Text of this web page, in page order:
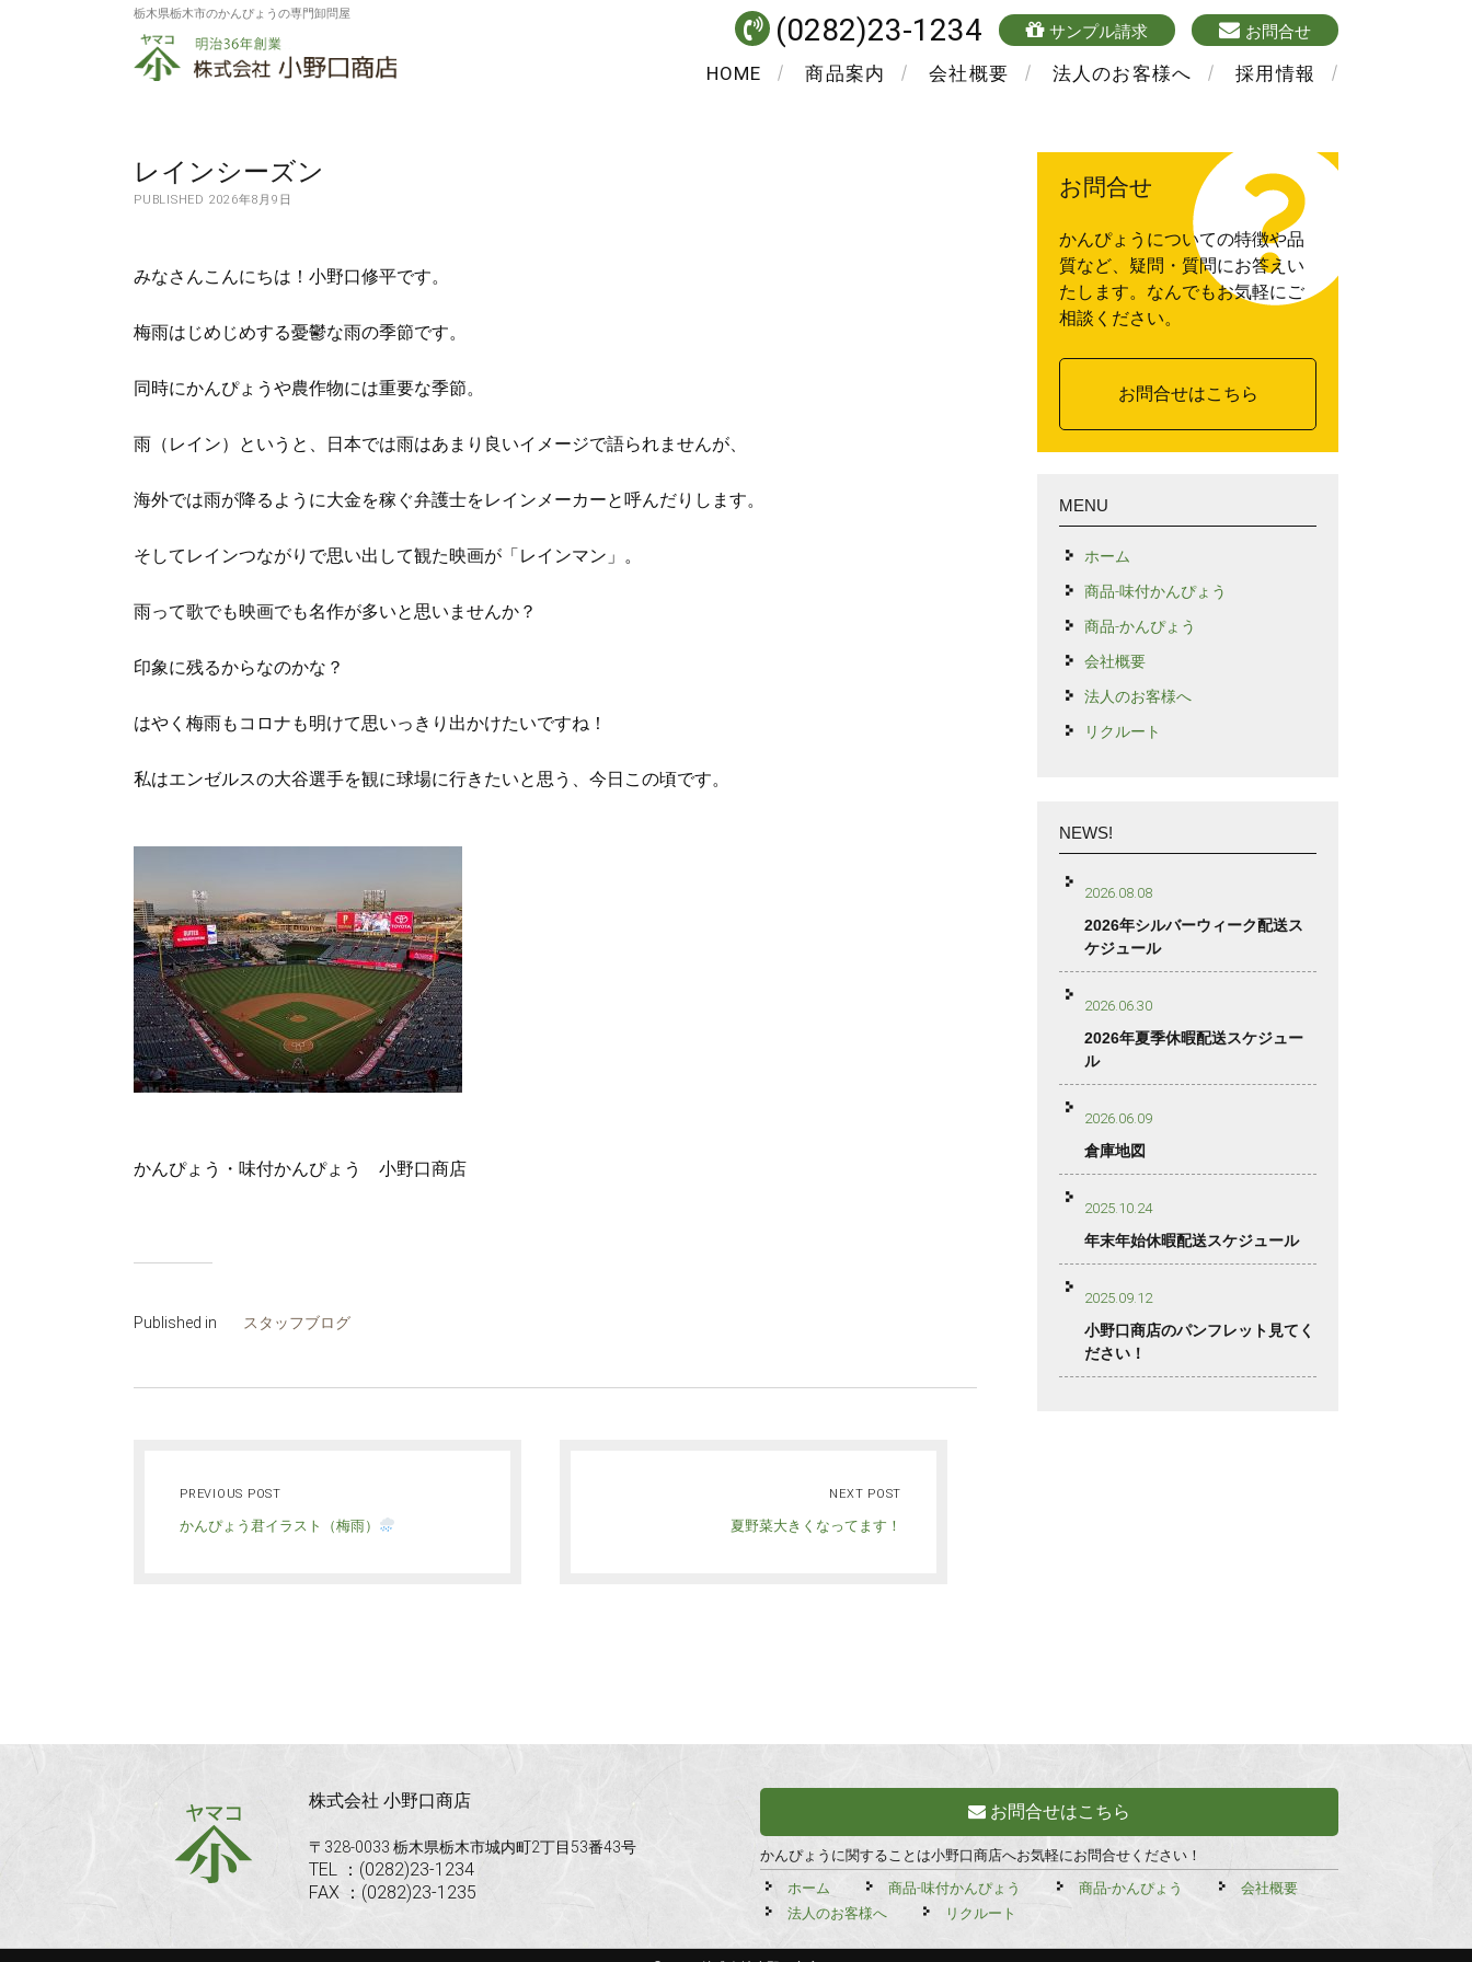
栃木県栃木市のかんぴょうの専門卸問屋
株
社
小
口
商
HOME 商品案内 会社概要 法人のお客様へ 採用情報
(0282)23-1234 sample
サンプル請求 mailform
お問合せ
レインシーズン
PUBLISHED 2026年8月9日
みなさんこんにちは！小野口修平です。
梅雨はじめじめする憂鬱な雨の季節です。
同時にかんぴょうや農作物には重要な季節。
雨（レイン）というと、日本では雨はあまり良いイメージで語られませんが、
海外では雨が降るように大金を稼ぐ弁護士をレインメーカーと呼んだりします。
そしてレインつながりで思い出して観た映画が「レインマン」。
雨って歌でも映画でも名作が多いと思いませんか？
印象に残るからなのかな？
はやく梅雨もコロナも明けて思いっきり出かけたいですね！
私はエンゼルスの大谷選手を観に球場に行きたいと思う、今日この頃です。
かんぴょう・味付かんぴょう 小野口商店
Published in スタッフブログ
PREVIOUS POST
かんぴょう君イラスト（梅雨）
NEXT POST
夏野菜大きくなってます！
お問合せ
かんぴょうについての特徴や品
質など、疑問・質問にお答えい
たします。なんでもお気軽にご
相談ください。
お問合せはこちら
MENU
ホーム
商品-味付かんぴょう
商品-かんぴょう
会社概要
法人のお客様へ
リクルート
NEWS!
2026.08.08
2026年シルバーウィーク配送ス
ケジュール
2026.06.30
2026年夏季休暇配送スケジュー
ル
2026.06.09
倉庫地図
2025.10.24
年末年始休暇配送スケジュール
2025.09.12
小野口商店のパンフレット見てく
ださい！
株式会社 小野口商店
〒328-0033 栃木県栃木市城内町2丁目53番43号
TEL ：(0282)23-1234
FAX ：(0282)23-1235
お問合せはこちら
かんぴょうに関することは小野口商店へお気軽にお問合せください！
ホーム
商品-味付かんぴょう 商品-かんぴょう
会社概要
法人のお客様へ
リクルート